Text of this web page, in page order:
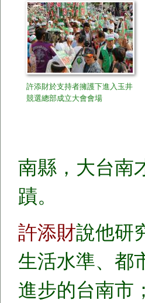
許添財於支持者擁護下進入玉井
競選總部成立大會會場
南縣，大台南
蹟。
許添財說他研
生活水準、都
進步的台南市